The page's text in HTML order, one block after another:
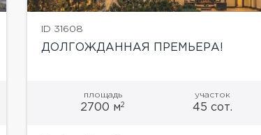
ID 31608
ДОЛГОЖДАННАЯ ПРЕМЬЕРА!
площадь
2700 м2
участок
45 сот.